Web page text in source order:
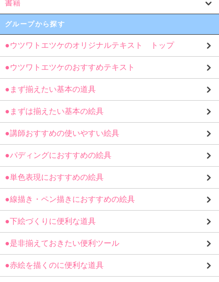
書籍
グループから探す
●ウツワトエツケのオリジナルテキスト トップ
●ウツワトエツケのおすすめテキスト
●まず揃えたい基本の道具
●まずは揃えたい基本の絵具
●講師おすすめの使いやすい絵具
●パディングにおすすめの絵具
●単色表現におすすめの絵具
●線描き・ペン描きにおすすめの絵具
●下絵づくりに便利な道具
●是非揃えておきたい便利ツール
●赤絵を描くのに便利な道具